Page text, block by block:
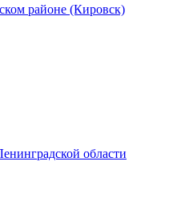
районе (Кировск)
области